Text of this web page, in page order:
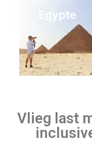
Egypte
Vlieg last